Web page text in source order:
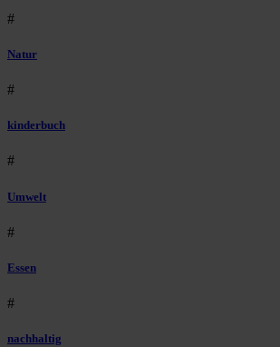
#
Natur
#
kinderbuch
#
Umwelt
#
Essen
#
nachhaltig